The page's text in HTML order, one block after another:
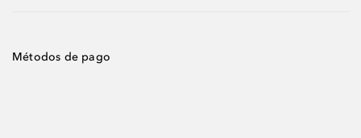
Métodos de pago